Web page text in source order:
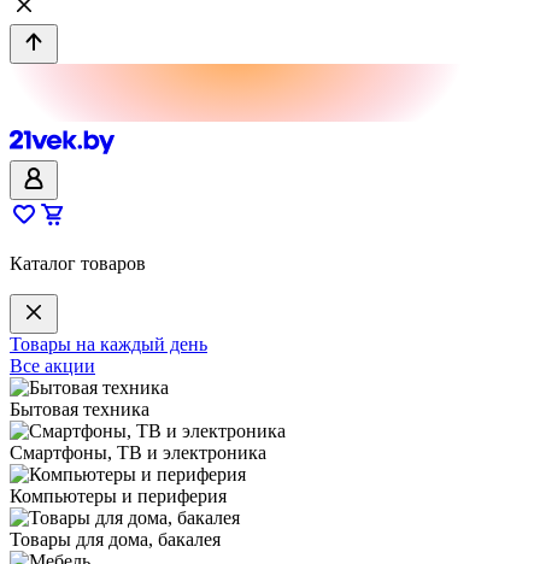
Каталог товаров
Товары на каждый день
Все акции
Бытовая техника
Смартфоны, ТВ и электроника
Компьютеры и периферия
Товары для дома, бакалея